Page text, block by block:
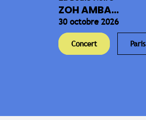
ZOH AMBA...
30 octobre 2026
Concert Paris